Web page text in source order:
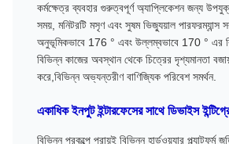
কর্মক্ষেত্র ব্যবহার গুরুত্বপূর্ণ অ্যাপ্লিকেশন জন্য
সময়, মনিটরটি মসৃণ এবং সুষম ভিজ্যুয়াল পারফরম্যান্স
অনুভূমিকভাবে 176 ° এবং উল্লম্বভাবে 170 ° এর
বিভিন্ন কাজের অবস্থান থেকে চিত্রের দৃশ্যমানতা
করে,বিভিন্ন অভ্যন্তরীণ বাণিজ্যিক পরিবেশ সমর্থন.
একাধিক ইনপুট ইন্টারফেসের সাথে ডিভাইস
বিভিন্ন প্রকল্পে প্রায়ই বিভিন্ন হার্ডওয়্যার প্ল্যাটফর্ম